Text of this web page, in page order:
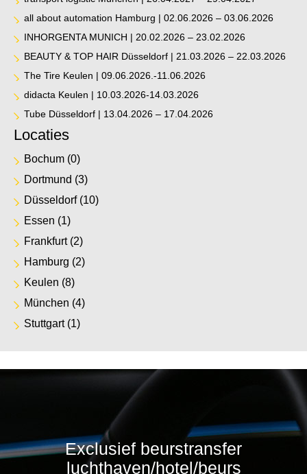
all about automation Hamburg | 02.06.2026 – 03.06.2026
INHORGENTA MUNICH | 20.02.2026 – 23.02.2026
BEAUTY & TOP HAIR Düsseldorf | 21.03.2026 – 22.03.2026
The Tire Keulen | 09.06.2026.-11.06.2026
didacta Keulen | 10.03.2026-14.03.2026
Tube Düsseldorf | 13.04.2026 – 17.04.2026
Locaties
Bochum (0)
Dortmund (3)
Düsseldorf(10)
Essen (1)
Frankfurt(2)
Hamburg (2)
Keulen (8)
München (4)
Stuttgart(1)
Exclusief beurstransfer
luchthaven/hotel/beurs